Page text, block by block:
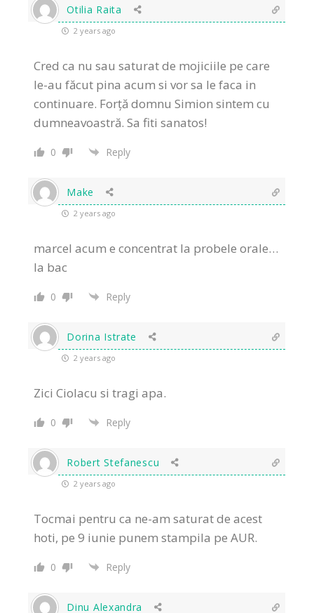
Otilia Raita
2 years ago
Cred ca nu sau saturat de mojiciile pe care
le-au făcut pina acum si vor sa le faca in
continuare. Forță domnu Simion sintem cu
dumneavoastră. Sa fiti sanatos!
0 Reply
Make
2 years ago
marcel acum e concentrat la probele orale…
la bac
0 Reply
Dorina Istrate
2 years ago
Zici Ciolacu si tragi apa.
0 Reply
Robert Stefanescu
2 years ago
Tocmai pentru ca ne-am saturat de acest
hoti, pe 9 iunie punem stampila pe AUR.
0 Reply
Dinu Alexandra